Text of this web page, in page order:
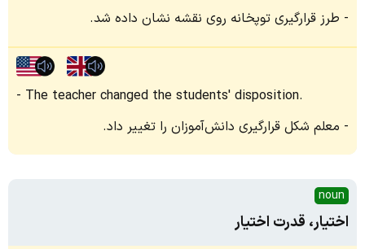
طرز قرارگیری توپخانه روی نقشه نشان داده شد.
The teacher changed the students' disposition.
معلم شکل قرارگیری دانش‌آموزان را تغییر داد.
noun
اختیار، قدرت اختیار